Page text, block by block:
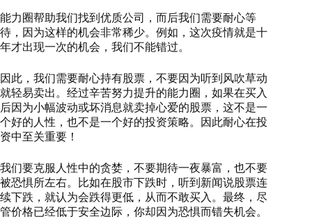
能力圈帮助我们找到优质公司，而后我们需要耐心等
待，因为这样的机会非常稀少。例如，这次疫情就是十
年才出现一次的机会，我们不能错过。
因此，我们需要耐心持有股票，不要因为听到风吹草动
就轻易卖出。经过辛苦努力提升的能力圈，如果在买入
后因为小幅波动或坏消息就卖掉心爱的股票，这不是一
个好的人性，也不是一个好的投资策略。因此耐心在投
资中至关重要！
我们要克服人性中的贪婪，不要期待一夜暴富，也不要
被恐惧所左右。比如在股市下跌时，听到新闻说股票连
续下跌，就认为会跌得更低，从而不敢买入。最终，尽
管价格已经低于安全边际，你却因为恐惧而错失机会。